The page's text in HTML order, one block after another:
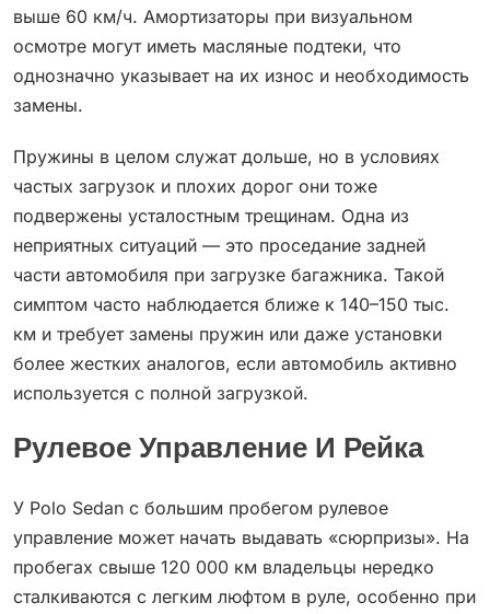
выше 60 км/ч. Амортизаторы при визуальном
осмотре могут иметь масляные подтеки, что
однозначно указывает на их износ и необходимость
замены.
Пружины в целом служат дольше, но в условиях
частых загрузок и плохих дорог они тоже
подвержены усталостным трещинам. Одна из
неприятных ситуаций — это проседание задней
части автомобиля при загрузке багажника. Такой
симптом часто наблюдается ближе к 140–150 тыс.
км и требует замены пружин или даже установки
более жестких аналогов, если автомобиль активно
используется с полной загрузкой.
Рулевое Управление И Рейка
У Polo Sedan с большим пробегом рулевое
управление может начать выдавать «сюрпризы». На
пробегах свыше 120 000 км владельцы нередко
сталкиваются с легким люфтом в руле, особенно при